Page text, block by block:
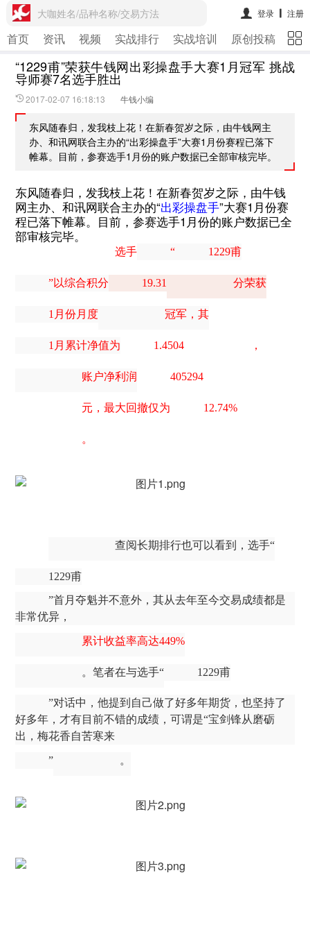
大咖姓名/品种名称/交易方法 登录 注册
首页 资讯 视频 实战排行 实战培训 原创投稿 期
“1229甫”荣获牛钱网出彩操盘手大赛1月冠军 挑战
导师赛7名选手胜出
2017-02-07 16:18:13 牛钱小编
东风随春归，发我枝上花！在新春贺岁之际，由牛钱网主
办、和讯网联合主办的“出彩操盘手”大赛1月份赛程已落下
帷幕。目前，参赛选手1月份的账户数据已全部审核完毕。
东风随春归，发我枝上花！在新春贺岁之际，由牛钱
网主办、和讯网联合主办的“出彩操盘手”大赛1月份赛
程已落下帷幕。目前，参赛选手1月份的账户数据已全
部审核完毕。
选手 “ 1229甫
”以综合积分 19.31 分荣获
1月份月度 冠军，其
1月累计净值为 1.4504 ，
账户净利润 405294
元，最大回撤仅为 12.74%
。
查阅长期排行也可以看到，选手“
1229甫
”首月夺魁并不意外，其从去年至今交易成绩都是
非常优异，
累计收益率高达449%
。笔者在与选手“ 1229甫
”对话中，他提到自己做了好多年期货，也坚持了
好多年，才有目前不错的成绩，可谓是“宝剑锋从磨砺
出，梅花香自苦寒来
” 。